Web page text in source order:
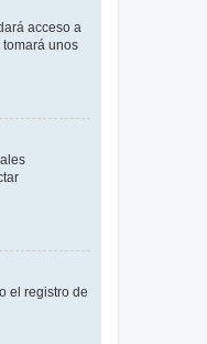
acceso a
unos
el registro de